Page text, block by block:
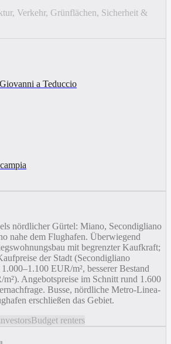
Verkehr, Grünflächen, Sicherheit &
a Teduccio
nördlicher Gürtel: Miano, Secondigliano
nahe dem Flughafen. Überwiegend
mit begrenzter Kaufkraft;
der Stadt (Secondigliano
EUR/m², besserer Bestand
Angebotspreise im Schnitt rund 1.600
Busse, nördliche Metro-Linea-
erschließen das Gebiet.
Budget renters